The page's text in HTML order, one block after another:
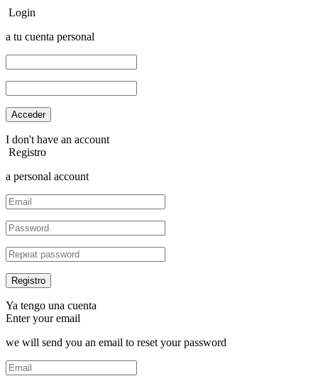
Login
a tu cuenta personal
I don't have an account
Registro
a personal account
Ya tengo una cuenta
Enter your email
we will send you an email to reset your password